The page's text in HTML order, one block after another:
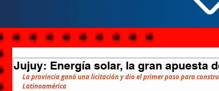
Jujuy: Energía solar, la gran apuesta
La provincia ganó una licitación y dio el primer paso para
Latinoamérica